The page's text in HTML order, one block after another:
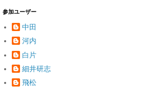
参加ユーザー
中田
河内
白片
細井研志
飛松